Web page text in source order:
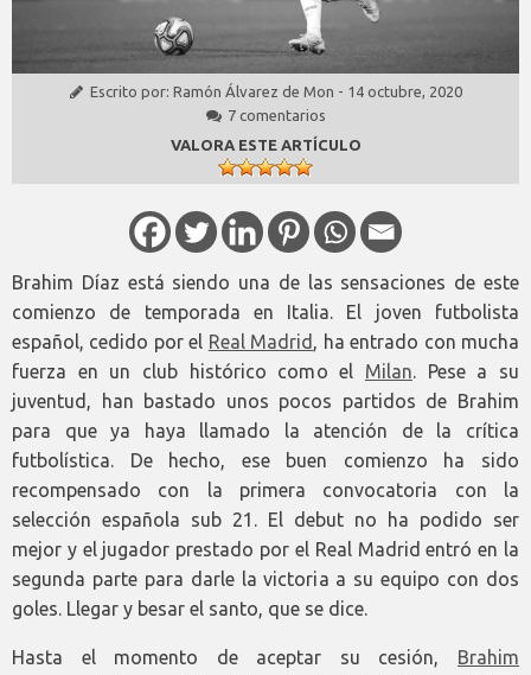
Escrito por: Ramón Álvarez de Mon - 14 octubre, 2020
7 comentarios
VALORA ESTE ARTÍCULO
Brahim Díaz está siendo una de las sensaciones de este
comienzo de temporada en Italia. El joven futbolista
español, cedido por el Real Madrid , ha entrado con mucha
fuerza en un club histórico como el Milan. Pese a su
juventud, han bastado unos pocos partidos de Brahim
para que ya haya llamado la atención de la crítica
futbolística. De hecho, ese buen comienzo ha sido
recompensado con la primera convocatoria con la
selección española sub 21. El debut no ha podido ser
mejor y el jugador prestado por el Real Madrid entró en la
segunda parte para darle la victoria a su equipo con dos
goles. Llegar y besar el santo, que se dice.
Hasta el momento de aceptar su cesión, Brahim